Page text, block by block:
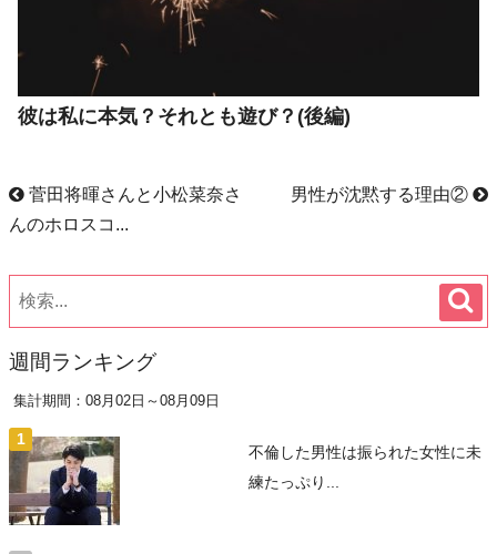
彼は私に本気？それとも遊び？(後編)
菅田将暉さんと小松菜奈さ
んのホロスコ...
男性が沈黙する理由②
週間ランキング
集計期間：08月02日～08月09日
不倫した男性は振られた女性に未
練たっぷり...